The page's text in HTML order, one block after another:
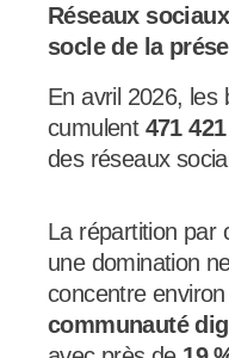
Réseaux
socle de la
En avril 2026, les
cumulent 471
des réseaux
La répartition par
une domination
concentre
communauté